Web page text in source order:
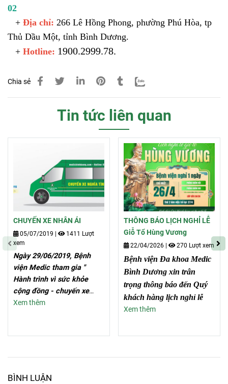
02
+ Địa chỉ: 266 Lê Hồng Phong, phường Phú Hòa, tp
Thủ Dầu Một, tỉnh Bình Dương.
+ Hotline: 1900.2999.78.
Chia sẻ
Tin tức liên quan
CHUYẾN XE NHÂN ÁI
05/07/2019
1411 Lượt
xem
Ngày 29/06/2019, Bệnh
viện Medic tham gia "
Hành trình vì sức khỏe
cộng đồng - chuyến xe
nhân ái số 33 ". Khám
có hoàn cảnh khó khăn tại
Xem thêm
THÔNG BÁO LỊCH NGHỈ LỄ
Giỗ Tổ Hùng Vương
22/04/2026 270 Lượt xem
Bệnh viện Đa khoa Medic
Bình Dương xin trân
trọng thông báo đến Quý
khách hàng lịch nghỉ lễ
Xem thêm
BÌNH LUẬN